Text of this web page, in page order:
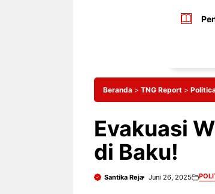
Beranda > TNG Report >
Evakuasi
di Baku!
Santika Reja Juni 26, 2025